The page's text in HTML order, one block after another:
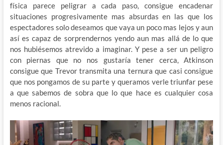
física parece peligrar a cada paso, consigue encadenar
situaciones progresivamente mas absurdas en las que los
espectadores solo deseamos que vaya un poco mas lejos y aun
así es capaz de sorprendernos yendo aun mas allá de lo que
nos hubiésemos atrevido a imaginar. Y pese a ser un peligro
con piernas que no nos gustaría tener cerca, Atkinson
consigue que Trevor transmita una ternura que casi consigue
que nos pongamos de su parte y queramos verle triunfar pese
a que sabemos de sobra que lo que hace es cualquier cosa
menos racional.